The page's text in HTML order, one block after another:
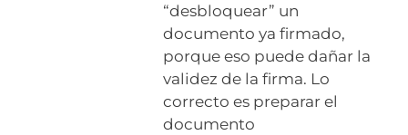
“desbloquear” un
documento ya firmado,
porque eso puede dañar la
validez de la firma. Lo
correcto es preparar el
documento